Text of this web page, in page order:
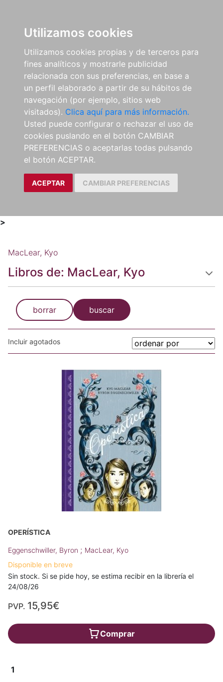
Utilizamos cookies
Utilizamos cookies propias y de terceros para
fines analíticos y mostrarle publicidad
relacionada con sus preferencias, en base a
un perfil elaborado a partir de su hábitos de
navegación (por ejemplo, sitios web
visitados). Clica aquí para más información.
Usted puede configurar o rechazar el uso de
cookies puslando en el botón CAMBIAR
PREFERENCIAS o aceptarlas todas pulsando
el botón ACEPTAR.
ACEPTAR CAMBIAR PREFERENCIAS
>
MacLear, Kyo
Libros de: MacLear, Kyo
borrar buscar
Incluir agotados
OPERÍSTICA
Eggenschwiller, Byron ; MacLear, Kyo
Disponible en breve
Sin stock. Si se pide hoy, se estima recibir en la librería el
24/08/26
PVP. 15,95€
Comprar
1